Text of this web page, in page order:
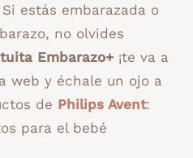
estás embarazada o
no olvides
Embarazo+ ¡te va a
web y échale un ojo a
de Philips Avent:
para el bebé